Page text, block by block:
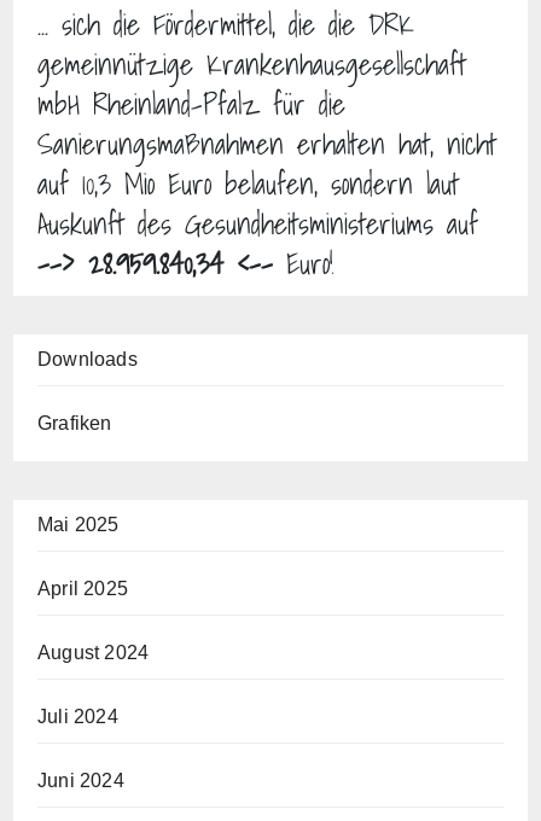
... sich die Fördermittel, die die DRK
gemeinnützige Krankenhausgesellschaft
mbH Rheinland-Pfalz für die
Sanierungsmaßnahmen erhalten hat, nicht
auf 10,3 Mio Euro belaufen, sondern laut
Auskunft des Gesundheitsministeriums auf
--> 28.959.840,34 <-- Euro!
Downloads
Grafiken
Mai 2025
April 2025
August 2024
Juli 2024
Juni 2024